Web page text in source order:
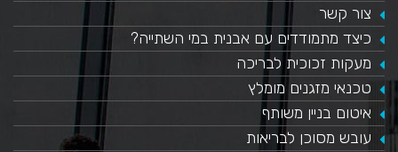
צור קשר
כיצד מתמודדים עם אבנית במי השתייה?
​מעקות זכוכית לבריכה
טכנאי מזגנים מומלץ
איטום בניין משותף
עובש מסוכן לבריאות